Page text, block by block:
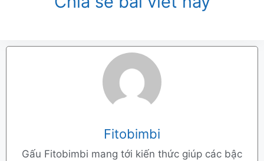
Fitobimbi
Gấu Fitobimbi mang tới kiến thức giúp các bậc